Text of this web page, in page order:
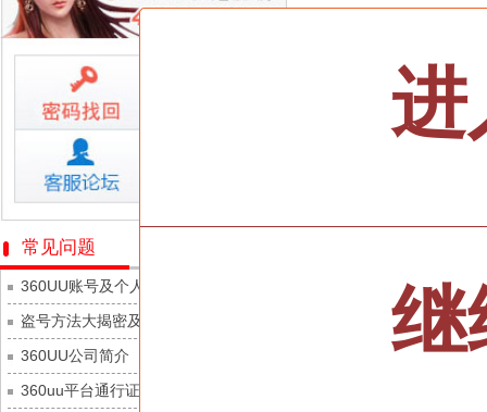
帕瓦勇者传说
每日新服
群英风华录
每日新服
小小仙王
少年名将
每日新服
寻龙英雄
魔物迷宫
每日新服
城防三国志
每日新服
今日 10:00点
九梦仙域
豌豆大作战
每日新服
灵魂序章
每日新服
冒险守护
每日新服
绝地苍穹
每日新服
常见问题
360UU账号及个人资料游戏数据安全
盗号方法大揭密及防范措施？
360UU公司简介
360uu平台通行证用户服务协议和相关
仙侠
ABC DEF
天尊传奇
忍术大作战-山海封神
黎明召唤
龙之战歌
进
继